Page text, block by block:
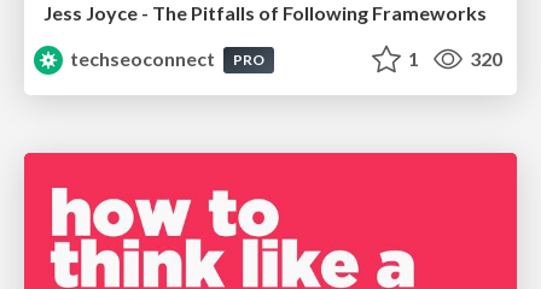
Jess Joyce - The Pitfalls of Following Frameworks
techseoconnect
PRO 1 320